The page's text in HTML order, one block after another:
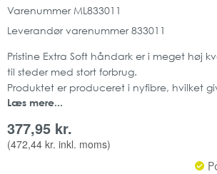
Varenummer ML833011
Leverandør varenummer 833011
Pristine Extra Soft håndark er i meget høj
til steder med stort forbrug.
Produktet er produceret i nyfibre, hvilket
sugeevne.
både i og udenfor EU.
Z-Fold
Læs mere...
377,95 kr.
(472,44 kr. inkl. moms)